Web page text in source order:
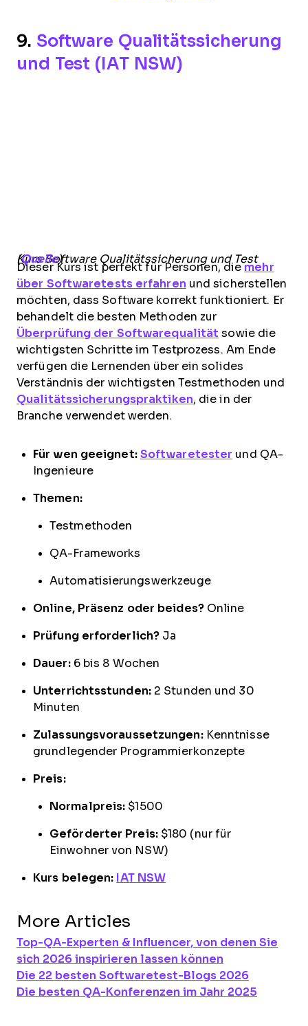
9. Software Qualitätssicherung
und Test (IAT NSW)
Kurs Software Qualitätssicherung und Test (Quelle)
Dieser Kurs ist perfekt für Personen, diemehr
über Softwaretests erfahren und sicherstellen
möchten, dass Software korrekt funktioniert. Er
behandelt die besten Methoden zur
Überprüfung der Softwarequalität sowie die
wichtigsten Schritte im Testprozess. Am Ende
verfügen die Lernenden über ein solides
Verständnis der wichtigsten Testmethoden und
Qualitätssicherungspraktiken, die in der
Branche verwendet werden.
Für wen geeignet: Softwaretester und QA-
Ingenieure
Themen:
Testmethoden
QA-Frameworks
Automatisierungswerkzeuge
Online, Präsenz oder beides?Online
Prüfung erforderlich? Ja
Dauer:6 bis 8 Wochen
Unterrichtsstunden:2 Stunden und 30
Minuten
Zulassungsvoraussetzungen:Kenntnisse
grundlegender Programmierkonzepte
Preis:
Normalpreis: $1500
Geförderter Preis:$180 (nur für
Einwohner von NSW)
Kurs belegen: IAT NSW
More Articles
Top-QA-Experten & Influencer, von denen Sie
sich 2026 inspirieren lassen können
Die 22 besten Softwaretest-Blogs 2026
Die besten QA-Konferenzen im Jahr 2025